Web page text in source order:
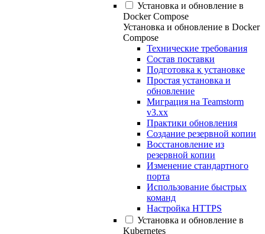
Установка и обновление в
Docker Compose
Установка и обновление в Docker
Compose
Технические требования
Состав поставки
Подготовка к установке
Простая установка и
обновление
Миграция на Teamstorm
v3.xx
Практики обновления
Создание резервной копии
Восстановление из
резервной копии
Изменение стандартного
порта
Использование быстрых
команд
Настройка HTTPS
Установка и обновление в
Kubernetes